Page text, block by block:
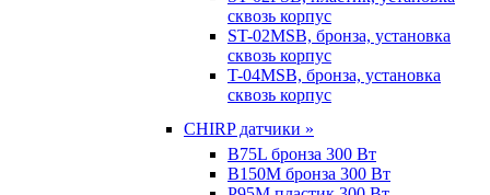
сквозь корпус
ST-02MSB, бронза, установка
сквозь корпус
T-04MSB, бронза, установка
сквозь корпус
CHIRP датчики »
B75L бронза 300 Вт
B150M бронза 300 Вт